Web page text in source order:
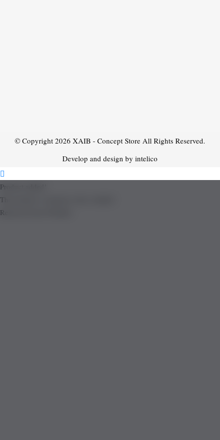
© Copyright 2026 XAIB - Concept Store All Rights Reserved.
Develop and design by intelico
Product added!
The product is already in the wishlist!
Removed from Wishlist